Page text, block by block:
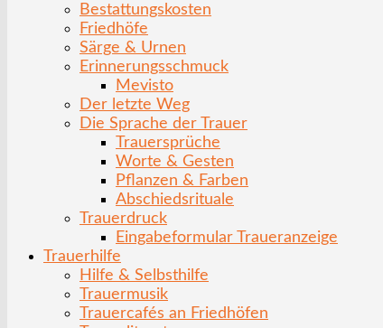
Bestattungskosten
Friedhöfe
Särge & Urnen
Erinnerungsschmuck
Mevisto
Der letzte Weg
Die Sprache der Trauer
Trauersprüche
Worte & Gesten
Pflanzen & Farben
Abschiedsrituale
Trauerdruck
Eingabeformular Traueranzeige
Trauerhilfe
Hilfe & Selbsthilfe
Trauermusik
Trauercafés an Friedhöfen